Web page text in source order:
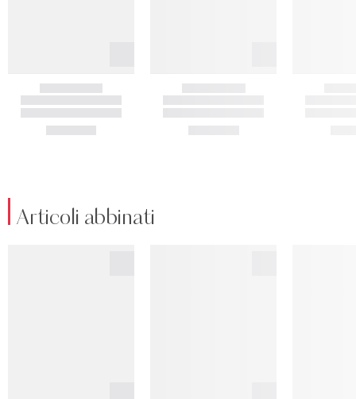
Articoli abbinati